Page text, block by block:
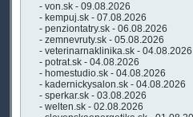
- von.sk - 09.08.2026
- kempuj.sk - 07.08.2026
- penziontatry.sk - 06.08.2026
- zemnevruty.sk - 05.08.2026
- veterinarnaklinika.sk - 04.08.2026
- potrat.sk - 04.08.2026
- homestudio.sk - 04.08.2026
- kadernickysalon.sk - 04.08.2026
- sperkar.sk - 03.08.2026
- welten.sk - 02.08.2026